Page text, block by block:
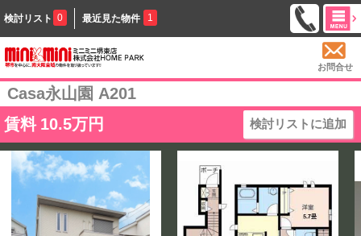
検討リスト 0 最近見た物件 1
お問合せ
Casa永山園 A201
賃料 10.5万円 検討リストに追加